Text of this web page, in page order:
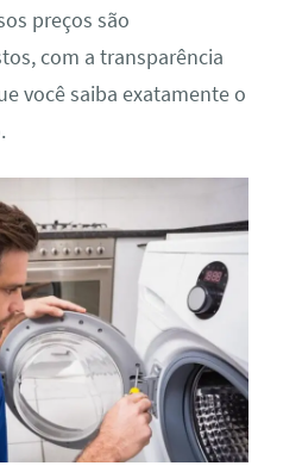
preços são
com a transparência
você saiba exatamente o